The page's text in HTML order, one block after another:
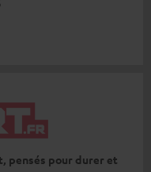
pensés pour durer et